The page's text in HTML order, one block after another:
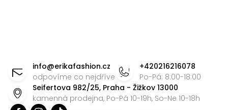
u
info@erikafashion.cz
odpovíme co nejdříve
+420216216078
Po-Pá: 8:00-18:00
Seifertova 982/25, Praha - Žižkov 13000
kamenná prodejna, Po-Pá 10-19h, So-Ne 10-18h